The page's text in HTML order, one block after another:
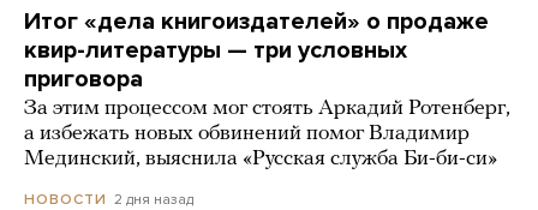
Итог «дела книгоиздателей» о продаже
квир-литературы — три условных
приговора
За этим процессом мог стоять Аркадий Ротенберг,
а избежать новых обвинений помог Владимир
Мединский, выяснила «Русская служба Би-би-си»
НОВОСТИ 2 дня назад